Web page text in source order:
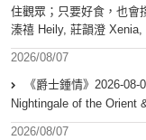
住觀眾；只要好食，也會
溱禧 Heily, 莊韻澄
2026/08/07
《爵士鍾情》2026-
Nightingale of the Orient
2026/08/07